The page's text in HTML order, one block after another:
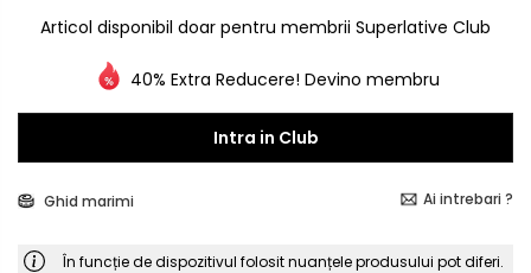
Articol disponibil doar pentru membrii Superlative Club
40% Extra Reducere! Devino membru
Intra in Club
Ghid marimi Ai intrebari ?
În funcție de dispozitivul folosit nuanțele produsului pot diferi.